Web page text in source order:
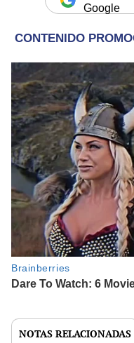
Google
NOTAS RELACIONADAS